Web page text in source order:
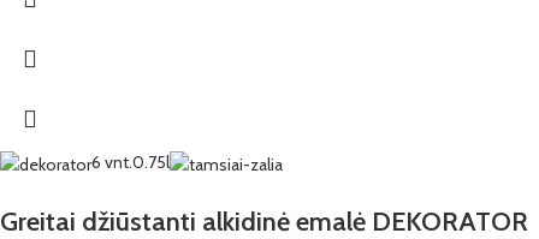
6 vnt.0.75l
Greitai džiūstanti alkidinė emalė DEKORATOR